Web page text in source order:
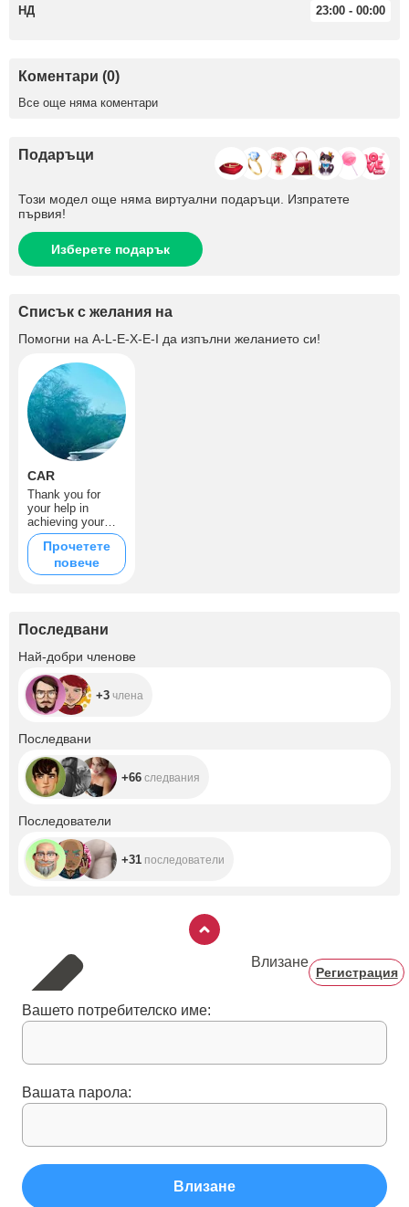
НД 23:00 - 00:00
Коментари (0)
Все още няма коментари
Подаръци
Този модел още няма виртуални подаръци. Изпратете
първия!
Изберете подарък
Списък с желания на
Помогни на A-L-E-X-E-I да изпълни желанието си!
CAR
Thank you for
your help in
achieving your
dream.
Прочетете
повече
Последвани
Най-добри членове
+3 члена
Последвани
+66 следвания
Последователи
+31 последователи
Влизане
Регистрация
Вашето потребителско име:
Вашата парола:
Влизане